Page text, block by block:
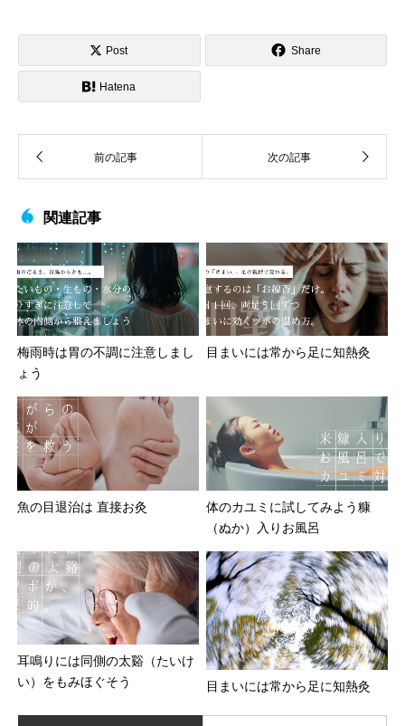
Post Share
Hatena
関連記事
梅雨時は胃の不調に注意しまし
ょう
目まいには常から足に知熱灸
魚の目退治は 直接お灸
体のカユミに試してみよう糠
（ぬか）入りお風呂
耳鳴りには同側の太谿（たいけ
い）をもみほぐそう
目まいには常から足に知熱灸